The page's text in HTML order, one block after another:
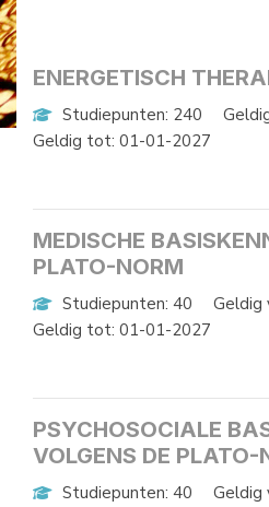
ENERGETISCH
Studiepunten: 240
Geldig tot: 01-01-2027
MEDISCHE
PLATO-NORM
Studiepunten: 40
Geldig
Geldig tot: 01-01-2027
PSYCHOSOCIALE
VOLGENS DE PLATO-
Studiepunten: 40
Geldig